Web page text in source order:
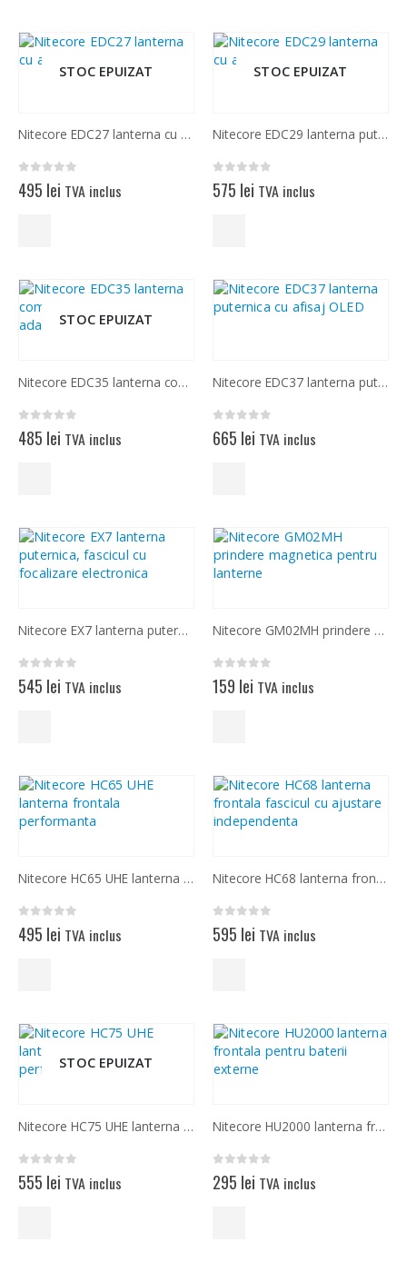
STOC EPUIZAT
Nitecore EDC27 lanterna cu afisaj OLED
0 out of 5
495 lei TVA inclus
STOC EPUIZAT
Nitecore EDC29 lanterna puternica cu afisaj OLED
0out of 5
575 lei TVA inclus
STOC EPUIZAT
Nitecore EDC35 lanterna compacta cu iluminat adaptiv
0 out of 5
485 lei TVA inclus
Nitecore EDC37 lanterna puternica cu afisaj OLED
0 out of 5
665 lei TVA inclus
Nitecore EX7 lanterna puternica, fascicul cu focalizare electronica
0out of 5
545 lei TVA inclus
Nitecore GM02MH prindere magnetica pentru lanterne
0 out of 5
159 lei TVA inclus
Nitecore HC65 UHE lanterna frontala performanta
0 out of 5
495 lei TVA inclus
Nitecore HC68 lanterna frontala fascicul cu ajustare independenta
0out of 5
595 lei TVA inclus
STOC EPUIZAT
Nitecore HC75 UHE lanterna frontala performanta
555 lei TVA inclus
Nitecore HU2000 lanterna frontala pentru baterii externe
295 lei TVA inclus